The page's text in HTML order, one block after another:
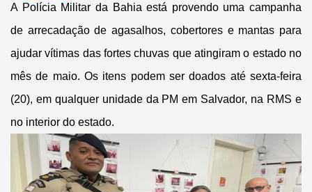
A Polícia Militar da Bahia está provendo uma campanha
de arrecadação de agasalhos, cobertores e mantas para
ajudar vítimas das fortes chuvas que atingiram o estado no
mês de maio. Os itens podem ser doados até sexta-feira
(20), em qualquer unidade da PM em Salvador, na RMS e
no interior do estado.